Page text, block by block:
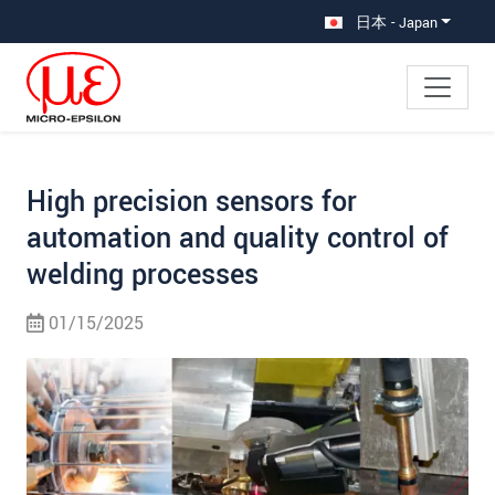
日本 - Japan
High precision sensors for
automation and quality control of
welding processes
01/15/2025